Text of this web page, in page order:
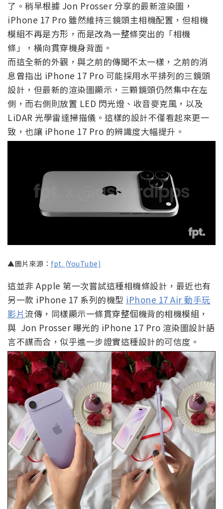
了。稍早根據 Jon Prosser 分享的最新渲染圖，
iPhone 17 Pro 雖然維持三鏡頭主相機配置，但相機
模組不再是方形，而是改為一整條突出的「相機
條」，橫向貫穿機身背面。
而這全新的外觀，與之前的傳聞不太一樣，之前的消
息曾指出 iPhone 17 Pro 可能採用水平排列的三鏡頭
設計，但最新的渲染圖顯示，三顆鏡頭仍然集中在左
側，而右側則放置 LED 閃光燈、收音麥克風，以及
LiDAR 光學雷達掃描儀。這樣的設計不僅看起來更一
致，也讓 iPhone 17 Pro 的辨識度大幅提升。
▲圖片來源： fpt. (YouTube)
這並非 Apple 第一次嘗試這種相機條設計，最近也有
另一款 iPhone 17 系列的機型 iPhone 17 Air 動手玩
影片 流傳，同樣顯示一條貫穿整個機背的相機模組，
與 Jon Prosser 曝光的 iPhone 17 Pro 渲染圖設計語
言不謀而合，似乎進一步證實這種設計的可信度。